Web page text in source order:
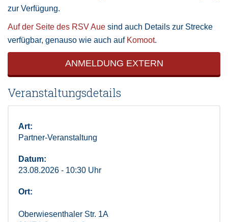
zur Verfügung.
Auf der Seite des RSV Aue sind auch Details zur Strecke
verfügbar, genauso wie auch auf Komoot.
ANMELDUNG EXTERN
Veranstaltungsdetails
Art:
Partner-Veranstaltung
Datum:
23.08.2026 - 10:30 Uhr
Ort:
Oberwiesenthaler Str. 1A